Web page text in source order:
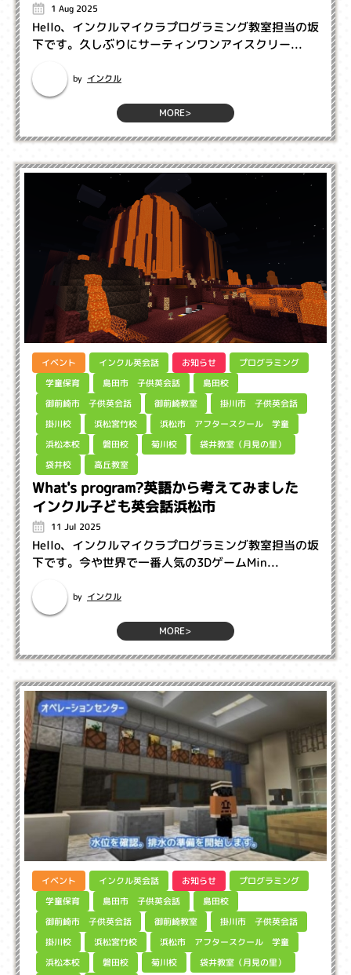
1 Aug 2025
Hello、インクルマイクラプログラミング教室担当の坂
下です。久しぶりにサーティンワンアイスクリー...
by インクル
MORE>
イベント インクル英会話 お知らせ プログラミング
学童保育 島田市 子供英会話 島田校
御前崎市 子供英会話 御前崎教室 掛川市 子供英会話
掛川校 浜松宮竹校 浜松市 アフタースクール 学童
浜松本校 磐田校 菊川校 袋井教室（月見の里）
袋井校 高丘教室
What's program?英語から考えてみました
インクル子ども英会話浜松市
11 Jul 2025
Hello、インクルマイクラプログラミング教室担当の坂
下です。今や世界で一番人気の3DゲームMin...
by インクル
MORE>
イベント インクル英会話 お知らせ プログラミング
学童保育 島田市 子供英会話 島田校
御前崎市 子供英会話 御前崎教室 掛川市 子供英会話
掛川校 浜松宮竹校 浜松市 アフタースクール 学童
浜松本校 磐田校 菊川校 袋井教室（月見の里）